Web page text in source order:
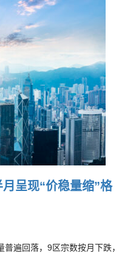
月呈现“价稳量缩”格
遍回落，9区宗数按月下跌，